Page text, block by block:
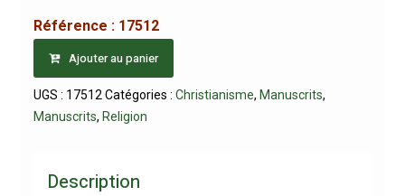
Référence : 17512
Ajouter au panier
UGS : 17512 Catégories : Christianisme, Manuscrits,
Manuscrits, Religion
Description